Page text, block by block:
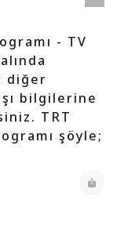
- TV
diğer
bilgilerine
TRT
şöyle;